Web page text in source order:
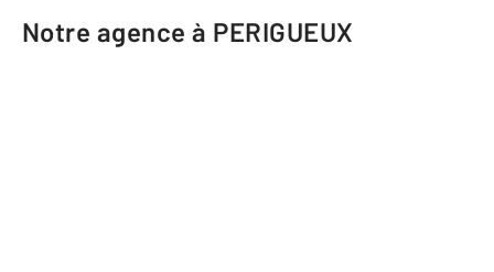
Notre agence à PERIGUEUX